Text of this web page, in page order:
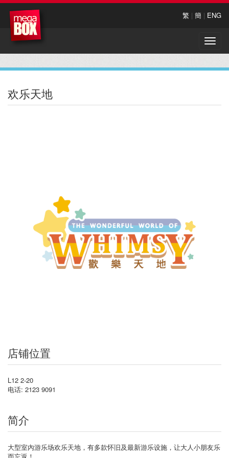
繁 | 簡 | ENG
Toggle
欢乐天地
店铺位置
L12 2-20
电话: 2123 9091
简介
大型室內游乐场欢乐天地，有多款怀旧及最新游乐设施，让大人小朋友乐